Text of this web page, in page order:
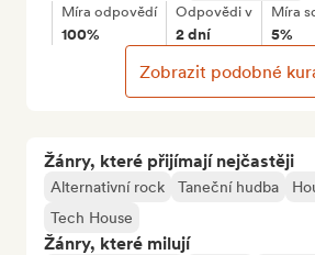
Žánry, které přijímají nejčastěji
Alternativní rock Taneční hudba
Tech House
Žánry, které milují
Míra odpovědí
100%
Odpovědi v
2 dní
Míra
5%
Zobrazit podobné